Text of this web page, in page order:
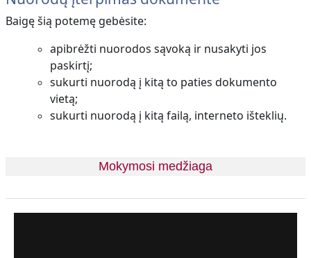
Baigę šią potemę gebėsite:
apibrėžti nuorodos sąvoką ir nusakyti jos
paskirtį;
sukurti nuorodą į kitą to paties dokumento
vietą;
sukurti nuorodą į kitą failą, interneto išteklių.
Mokymosi medžiaga